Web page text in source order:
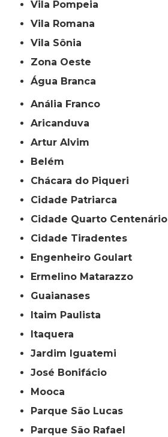
Vila Pompeia
Vila Romana
Vila Sônia
Zona Oeste
Água Branca
Anália Franco
Aricanduva
Artur Alvim
Belém
Chácara do Piqueri
Cidade Patriarca
Cidade Quarto Centenário
Cidade Tiradentes
Engenheiro Goulart
Ermelino Matarazzo
Guaianases
Itaim Paulista
Itaquera
Jardim Iguatemi
José Bonifácio
Mooca
Parque São Lucas
Parque São Rafael